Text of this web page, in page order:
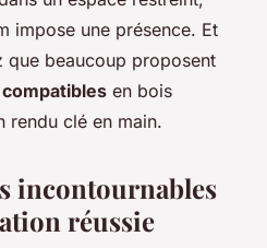
impose une présence. Et
que beaucoup proposent
en bois
rendu clé en main.
incontournables
réussie